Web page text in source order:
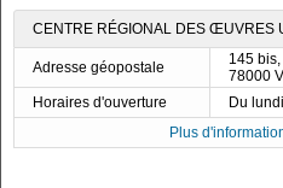
CENTRE RÉGIONAL DES ŒUVRES
Adresse géopostale
145
78000
Horaires d'ouverture
Du
Plus